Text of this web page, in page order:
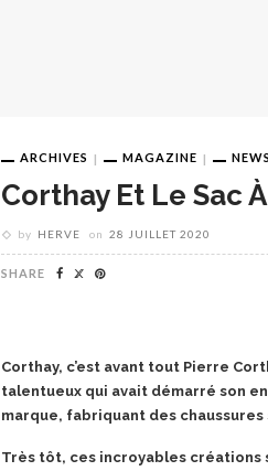
ARCHIVES MAGAZINE
Corthay Et Le Sac
by HERVE on 28 JUILLET 2020
SHARE
Corthay, c’est avant tout Pierre
talentueux qui avait démarré son
marque, fabriquant des
Très tôt, ces incroyables créations